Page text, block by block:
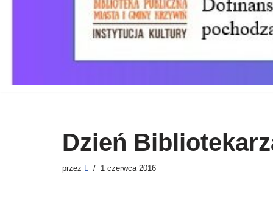
Dzień
przez L 1 czerwca 2016